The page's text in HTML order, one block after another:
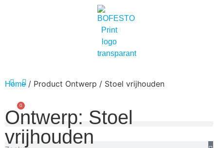
0
Home / Product Ontwerp / Stoel vrijhouden
Ontwerp: Stoel
vrijhouden